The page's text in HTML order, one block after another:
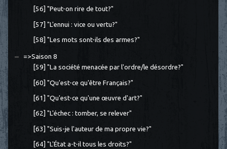
[56] "Peut-on rire de tout?"
[57] "L'ennui : vice ou vertu?"
[58] "Les mots sont-ils des armes?"
=>Saison 8
[59] "La société menacée par l'ordre/le désordre?"
[60] "Qu'est-ce qu'être Français?"
[61] "Qu'est-ce qu'une œuvre d'art?"
[62] "L'échec : tomber, se relever"
[63] "Suis-je l'auteur de ma propre vie?"
[64] "L'État a-t-il tous les droits?"